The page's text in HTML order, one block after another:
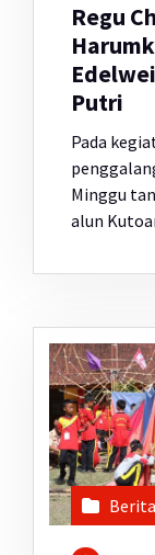
Regu
Putri
Pada
Minggu
alun
Berita